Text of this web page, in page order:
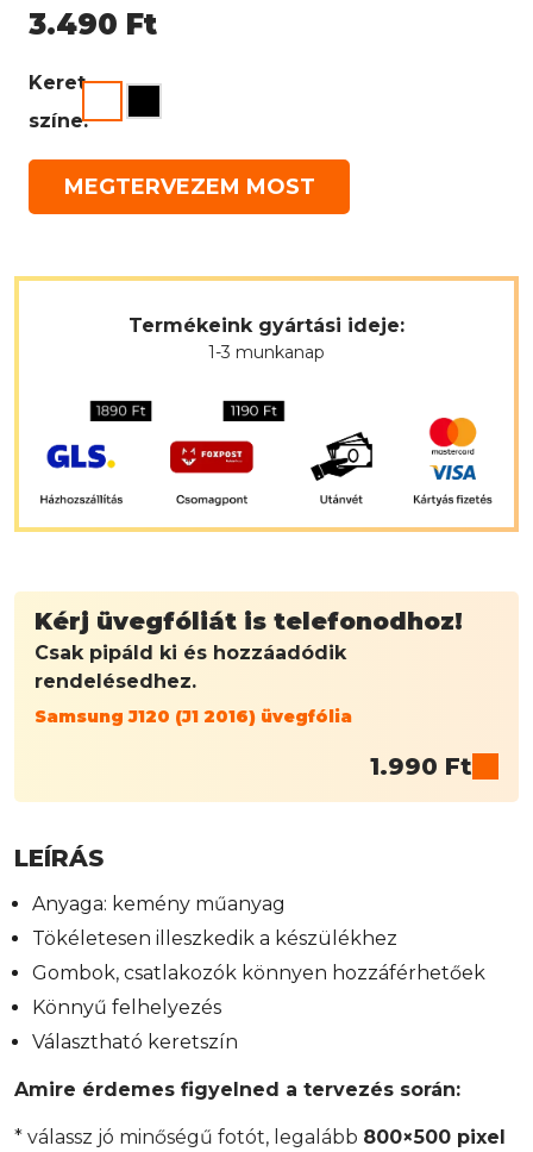
3.490 Ft
Keret
színe:
MEGTERVEZEM MOST
Termékeink gyártási ideje:
1-3 munkanap
Kérj üvegfóliát is telefonodhoz!
Csak pipáld ki és hozzáadódik
rendelésedhez.
Samsung J120 (J1 2016) üvegfólia
1.990 Ft
LEÍRÁS
Anyaga: kemény műanyag
Tökéletesen illeszkedik a készülékhez
Gombok, csatlakozók könnyen hozzáférhetőek
Könnyű felhelyezés
Választható keretszín
Amire érdemes figyelned a tervezés során:
* válassz jó minőségű fotót, legalább 800×500 pixel